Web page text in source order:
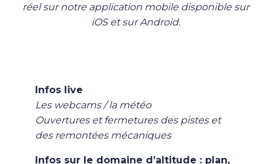
réel sur notre application mobile disponible sur
iOS et sur Android.
Infos live
Les webcams / la météo
Ouvertures et fermetures des pistes et
des remontées mécaniques
Infos sur le domaine d’altitude : plan,